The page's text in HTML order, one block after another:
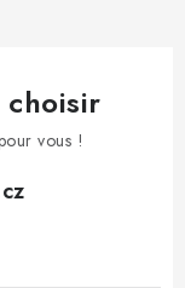
choisir
vous !